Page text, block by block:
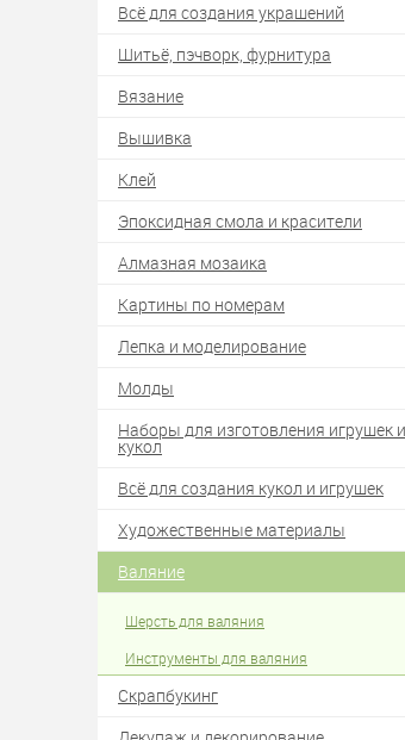
Всё для создания украшений
Шитьё, пэчворк, фурнитура
Вязание
Вышивка
Клей
Эпоксидная смола и красители
Алмазная мозаика
Картины по номерам
Лепка и моделирование
Молды
Наборы для изготовления игрушек и
кукол
Всё для создания кукол и игрушек
Художественные материалы
Валяние
Шерсть для валяния
Инструменты для валяния
Скрапбукинг